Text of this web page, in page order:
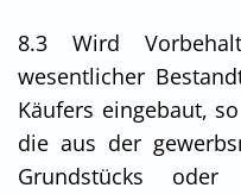
8.3 Wird
wesentlicher
Käufers eingebaut,
die aus der
Grundstücks oder